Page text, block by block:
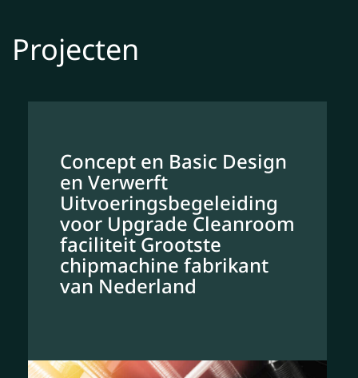
Projecten
Concept en Basic Design
en Verwerft
Uitvoeringsbegeleiding
voor Upgrade Cleanroom
faciliteit Grootste
chipmachine fabrikant
van Nederland